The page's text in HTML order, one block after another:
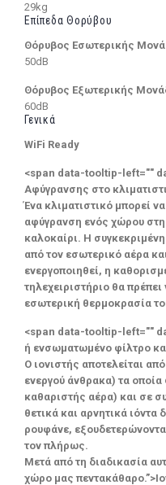
29kg
Επίπεδα Θορύβου
Θόρυβος Εσωτερικής
50dB
Θόρυβος Εξωτερικής
60dB
Γενικά
WiFi Ready
<span data-tooltip-left=""
Αφύγρανσης στο
Ένα κλιματιστικό μπορεί
αφύγρανση ενός χώρου
καλοκαίρι. Η
από τον εσωτερικό αέρα
ενεργοποιηθεί, η
τηλεχειριστήριο θα
εσωτερική θερμοκρασία
<span data-tooltip-left=""
ή ενσωματωμένο φίλτρο
Ο ιονιστής αποτελείται
ενεργού άνθρακα) τα
καθαριστής αέρα) και σε
θετικά και αρνητικά ιόντα
ρουφάνε,
τον πλήρως.
Μετά από τη διαδικασία
χώρο μας